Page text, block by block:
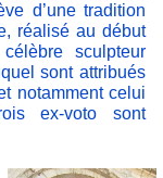
d’une tradition
réalisé au début
sculpteur
sont attribués
notamment celui
ex-voto sont